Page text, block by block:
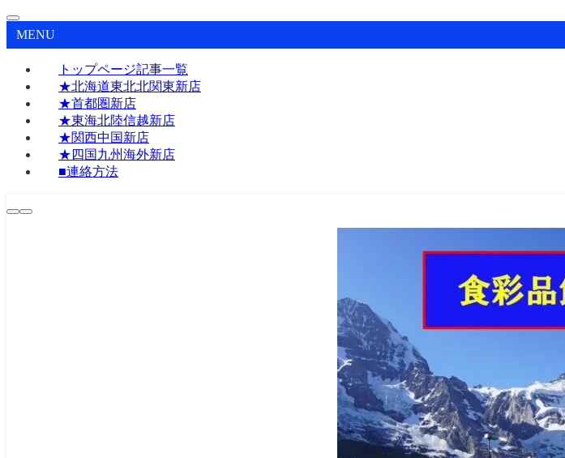
MENU
トップページ記事一覧
★北海道東北北関東新店
★首都圏新店
★東海北陸信越新店
★関西中国新店
★四国九州海外新店
■連絡方法